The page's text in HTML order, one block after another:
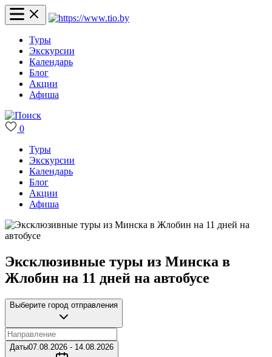
Туры
Экскурсии
Календарь
Блог
Акции
Афиша
0
Туры
Экскурсии
Календарь
Блог
Акции
Афиша
Эксклюзивные туры из Минска в
Жлобин на 11 дней на автобусе
Выберите город отправления
Даты07.08.2026 - 14.08.2026